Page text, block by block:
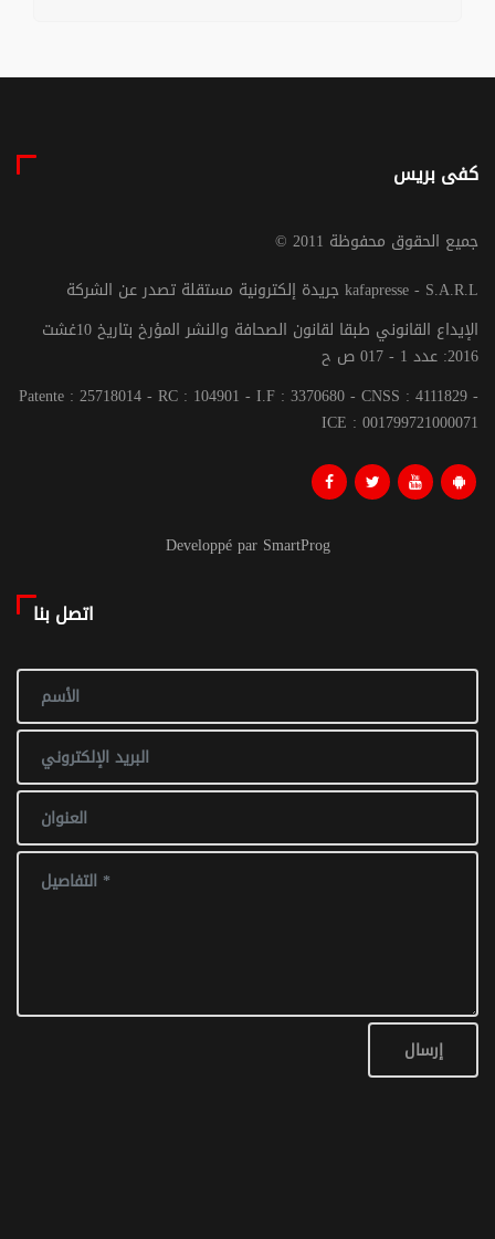
كفى بريس
© جميع الحقوق محفوظة 2011
جريدة إلكترونية مستقلة تصدر عن الشركة kafapresse - S.A.R.L
الإيداع القانوني طبقا لقانون الصحافة والنشر المؤرخ بتاريخ 10غشت
2016: عدد 1 - 017 ص ح
Patente : 25718014 - RC : 104901 - I.F : 3370680 - CNSS : 4111829 -
ICE : 001799721000071
Developpé par SmartProg
اتصل بنا